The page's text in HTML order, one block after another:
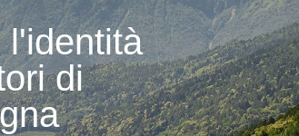
l'identità
di